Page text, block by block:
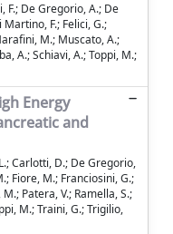
F.; De Gregorio, A.; De
Martino, F.; Felici, G.;
M.; Muscato, A.;
A.; Schiavi, A.; Toppi, M.;
Energy
and
Carlotti, D.; De Gregorio,
Fiore, M.; Franciosini, G.;
Patera, V.; Ramella, S.;
M.; Traini, G.; Trigilio,